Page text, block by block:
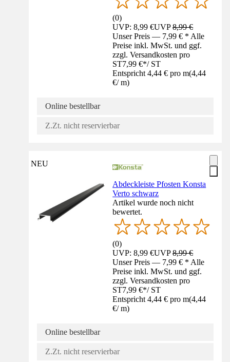
(0)
UVP: 8,99 €UVP8,99 €
Unser Preis — 7,99 € * Alle
Preise inkl. MwSt. und ggf.
zzgl. Versandkosten pro
ST7,99 €*/ ST
Entspricht 4,44 € pro m(4,44
€/ m)
Online bestellbar
Z.Zt. nicht reservierbar
NEU
Abdeckleiste Pfosten Konsta
Verto schwarz
Artikel wurde noch nicht
bewertet.
(0)
UVP: 8,99 €UVP8,99 €
Unser Preis — 7,99 € * Alle
Preise inkl. MwSt. und ggf.
zzgl. Versandkosten pro
ST7,99 €*/ ST
Entspricht 4,44 € pro m(4,44
€/ m)
Online bestellbar
Z.Zt. nicht reservierbar